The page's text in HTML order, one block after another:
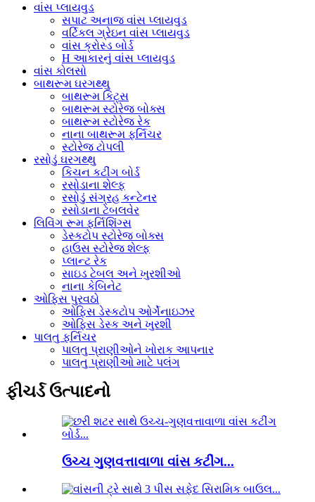
વાંસ પ્લાયવુડ
સપાટ અનાજ વાંસ પ્લાયવુડ
વર્ટિકલ ગ્રેઇન વાંસ પ્લાયવુડ
વાંસ ક્રોસ્ડ બોર્ડ
H આકારનું વાંસ પ્લાયવુડ
વાંસ કોલસો
બાથરૂમ ઘરગથ્થુ
બાથરૂમ કિટ્સ
બાથરૂમ સ્ટોરેજ બોક્સ
બાથરૂમ સ્ટોરેજ રેક
નાના બાથરૂમ ફર્નિચર
સ્ટોરેજ ટોપલી
રસોડું ઘરગથ્થુ
કિચન કટીંગ બોર્ડ
રસોડાના શેલ્ફ
રસોડું સંગ્રહ કન્ટેનર
રસોડાના ટેબલવેર
લિવિંગ રૂમ ફર્નિશિંગ્સ
ડેસ્કટોપ સ્ટોરેજ બોક્સ
હાઉસ સ્ટોરેજ શેલ્ફ
પ્લાન્ટ રેક
સાઇડ ટેબલ અને ખુરશીઓ
નાના કેબિનેટ
ઓફિસ પુરવઠો
ઓફિસ ડેસ્કટોપ ઓર્ગેનાઇઝર
ઓફિસ ડેસ્ક અને ખુરશી
પાલતુ ફર્નિચર
પાલતુ પ્રાણીઓને ખોરાક આપનાર
પાલતુ પ્રાણીઓ માટે પલંગ
ફીચર્ડ ઉત્પાદનો
ઉચ્ચ ગુણવત્તાવાળા વાંસ કટીંગ...